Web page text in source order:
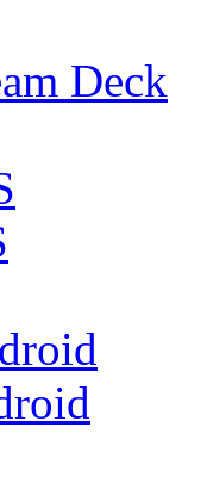
Deck